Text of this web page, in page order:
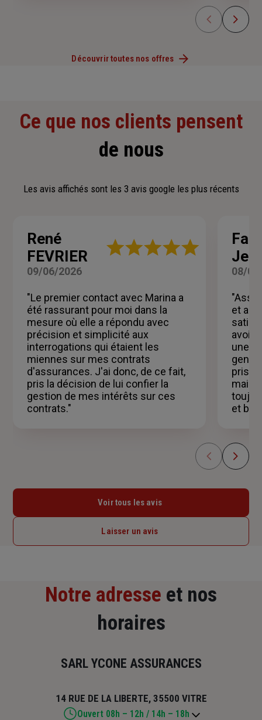
Découvrir toutes nos offres
Ce que nos clients pensent
de nous
Les avis affichés sont les 3 avis google les plus récents
René
FEVRIER
Note
étoiles
09/06/2026
"Le premier contact avec Marina a
été rassurant pour moi dans la
mesure où elle a répondu avec
précision et simplicité aux
interrogations qui étaient les
miennes sur mes contrats
d'assurances. J'ai donc, de ce fait,
pris la décision de lui confier la
gestion de mes intérêts sur ces
contrats."
08/
et
avoir
une
prise
mail,
et
Voir tous les avis
Laisser un avis
Notre adresse et nos
horaires
SARL YCONE ASSURANCES
14 RUE DE LA LIBERTE, 35500 VITRE
Ouvert 08h – 12h / 14h – 18h